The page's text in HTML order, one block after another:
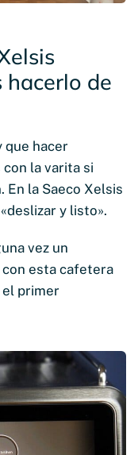
hacerlo de
que hacer
la varita si
En la Saeco Xelsis
y listo».
vez un
esta cafetera
primer